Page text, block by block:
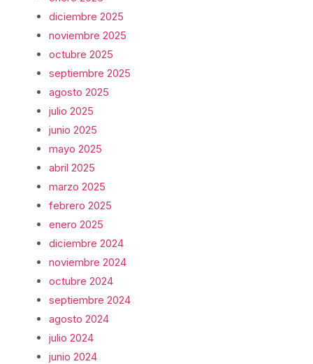
diciembre 2025
noviembre 2025
octubre 2025
septiembre 2025
agosto 2025
julio 2025
junio 2025
mayo 2025
abril 2025
marzo 2025
febrero 2025
enero 2025
diciembre 2024
noviembre 2024
octubre 2024
septiembre 2024
agosto 2024
julio 2024
junio 2024